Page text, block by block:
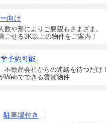
向け
数や形によりご要望もさまざま。
ごせる3K以上の物件をご案内！
予約可能
不動産会社からの連絡を待つだけ！
Webでできる賃貸物件
駐車場付き